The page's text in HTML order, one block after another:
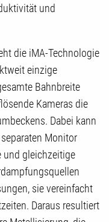
und
die iMA-Technologie
einzige
Bahnbreite
Kameras die
Dabei kann
Monitor
und gleichzeitige
sie vereinfacht
Daraus resultiert